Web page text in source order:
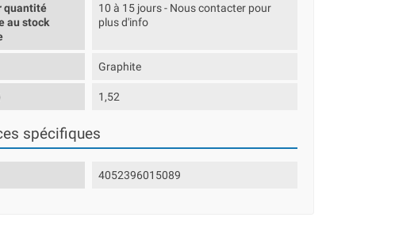
quantité
au stock
10 à 15 jours - Nous contacter pour
plus d'info
Graphite
1,52
spécifiques
4052396015089